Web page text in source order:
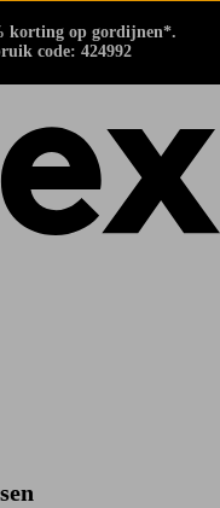
korting op gordijnen*.
code: 424992